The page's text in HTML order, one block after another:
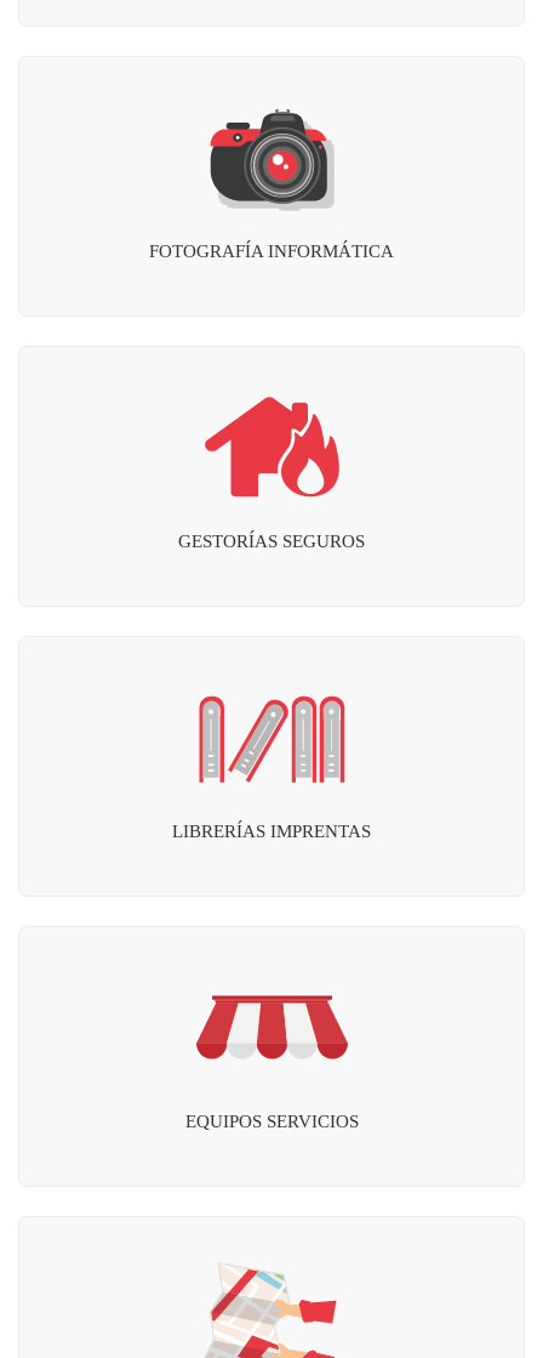
FOTOGRAFÍA INFORMÁTICA
GESTORÍAS SEGUROS
LIBRERÍAS IMPRENTAS
EQUIPOS SERVICIOS